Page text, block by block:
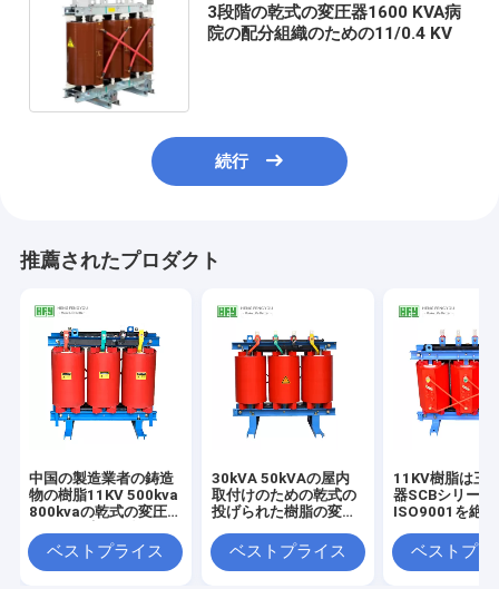
3段階の乾式の変圧器1600 KVA病
院の配分組織のための11/0.4 KV
続行
推薦されたプロダクト
中国の製造業者の鋳造
物の樹脂11KV 500kva
800kvaの乾式の変圧
ベストプライス
30kVA 50kVAの屋内
取付けのための乾式の
投げられた樹脂の変圧
ベストプライス
11KV樹脂は三
器SCBシリーズ
ISO9001を絶
ベストプラ